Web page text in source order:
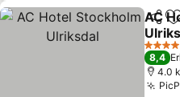
Jaa
AC
4
8,4
4.0